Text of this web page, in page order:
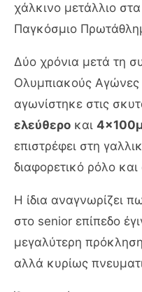
χάλκινο μετάλλιο στα
Παγκόσμιο
Δύο χρόνια μετά τη
Ολυμπιακούς Αγώνες
αγωνίστηκε στις
ελεύθερο και
επιστρέφει στη
διαφορετικό ρόλο
Η ίδια αναγνωρίζει
στο senior επίπεδο
μεγαλύτερη
αλλά κυρίως